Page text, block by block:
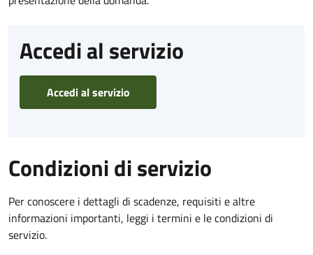
Accedi al servizio
Accedi al servizio
Condizioni di servizio
Per conoscere i dettagli di scadenze, requisiti e altre
informazioni importanti, leggi i termini e le condizioni di
servizio.